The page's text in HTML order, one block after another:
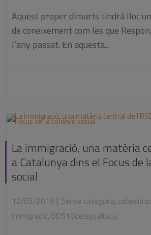
Aquest proper dimarts tindrà lloc
de coneixement com les que
l’any passat. En aquesta...
La immigració, una matèria
a Catalunya dins el Focus de
social
12/05/2016 | Sense categoria, cohesió
immigració, ODS10desigualtats